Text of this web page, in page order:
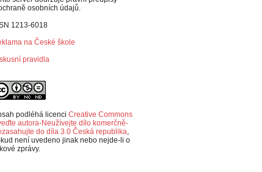
osobních údajů.
1213-6018
na České škole
pravidla
podléhá licenci Creative Commons
autora-Neužívejte dílo komerčně-
do díla 3.0 Česká republika,
není uvedeno jinak nebo nejde-li o
zprávy.